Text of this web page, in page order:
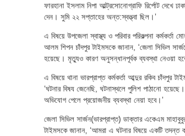
ফারহানা ইসলাম নিপা আল্ট্রসোনোগ্রাফি রির্পোট দেখে
দেন। সুমি ২২ সপ্তাহের অন্ত:স্বত্ত্বা ছিল।’
এ বিষয়ে উপজেলা স্বাস্থ্য ও পরিবার পরিকল্পনা কর্মকর্তা
আলম শিপন চাঁদপুর টাইমসকে জানান, ‘জেলা সিভিল
হয়েছে। মৃত্যুও কারণ অনুসন্ধানপূর্বক ব্যবস্থা নেওয়া
এ বিষয়ে থানা ভারপ্রাপ্ত কর্মকর্তা আব্দুর রকিব চাঁদপুর
‘ঘটনার বিষয জেনেছি, ঘটনাস্থলে পুলিশ পাঠানো
অভিযোগ পেলে প্রয়োজনীয় ব্যবস্থা নেয়া হবে।’
জেলা সিভিল সার্জন(ভারপ্রাপ্ত) ডাক্তার একেএম
টাইমসকে জানান, ‘আমরা এ ঘটনার বিষয়ে একটি তদন্ত